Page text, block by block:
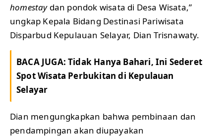
homestaydan pondok wisata di Desa Wisata,”
ungkap Kepala Bidang Destinasi Pariwisata
Disparbud Kepulauan Selayar, Dian Trisnawaty.
BACA JUGA:Tidak Hanya Bahari, Ini Sederet
Spot Wisata Perbukitan di Kepulauan
Selayar
Dian mengungkapkan bahwa pembinaan dan
pendampingan akan diupayakan